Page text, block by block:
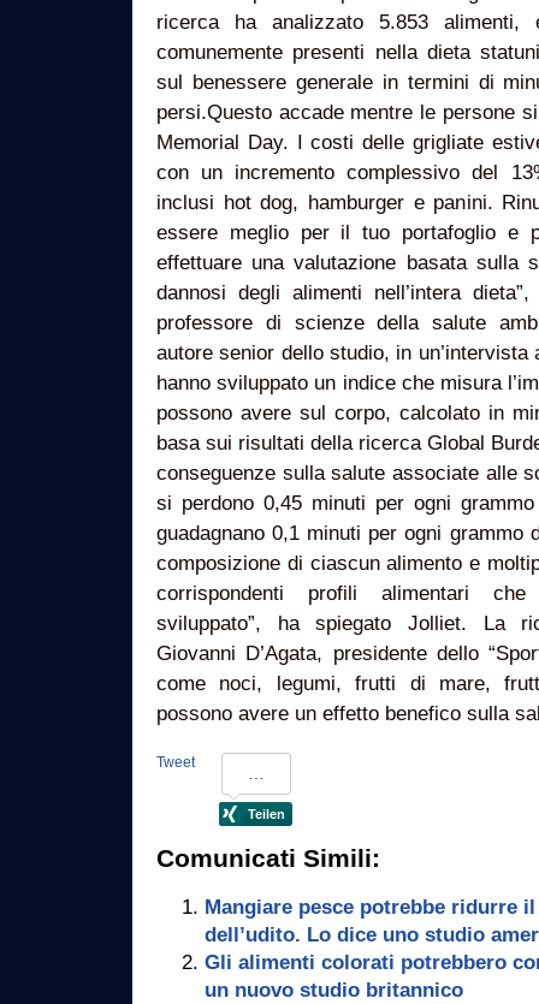
ricerca ha analizzato 5.853 alimenti,
comunemente presenti nella dieta
sul benessere generale in termini di
persi.Questo accade mentre le persone
Memorial Day. I costi delle grigliate
con un incremento complessivo del
inclusi hot dog, hamburger e panini.
essere meglio per il tuo portafoglio e
effettuare una valutazione basata sulla
dannosi degli alimenti nell’intera
professore di scienze della salute
autore senior dello studio, in
hanno sviluppato un indice che misura
possono avere sul corpo, calcolato in
basa sui risultati della ricerca Global
conseguenze sulla salute associate alle
si perdono 0,45 minuti per ogni
guadagnano 0,1 minuti per ogni grammo
composizione di ciascun alimento e
corrispondenti profili alimentari che
sviluppato”, ha spiegato Jolliet. La
Giovanni D’Agata, presidente dello
come noci, legumi, frutti di mare,
possono avere un effetto benefico sulla
Tweet
Comunicati Simili:
Mangiare pesce potrebbe ridurre
dell’udito. Lo dice uno studio
Gli alimenti colorati potrebbero
un nuovo studio britannico